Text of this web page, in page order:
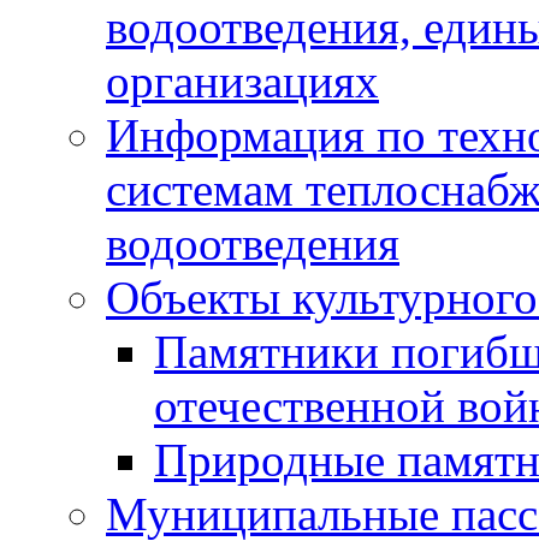
водоотведения,
организациях
Информация по
системам
водоотведения
Объекты
Памятники
отечественной
Природные
Муниципальные